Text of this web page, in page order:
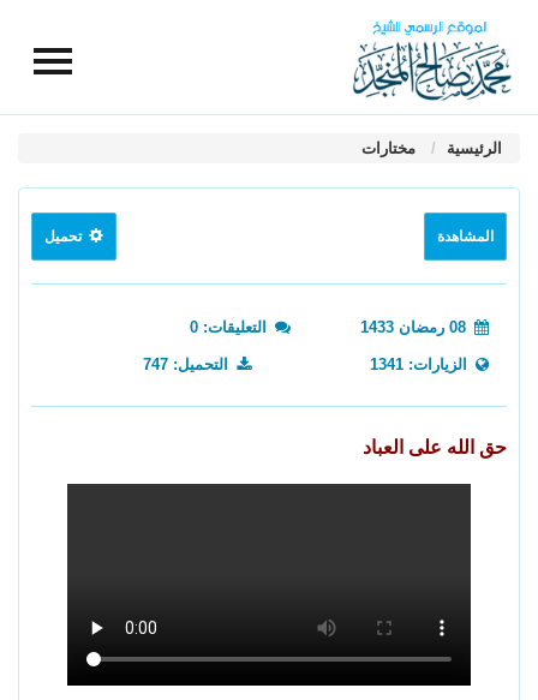
الرئيسية مختارات
المشاهدة تحميل
التعليقات: 0
الزيارات: 1341 التحميل: 747
حق الله على العباد